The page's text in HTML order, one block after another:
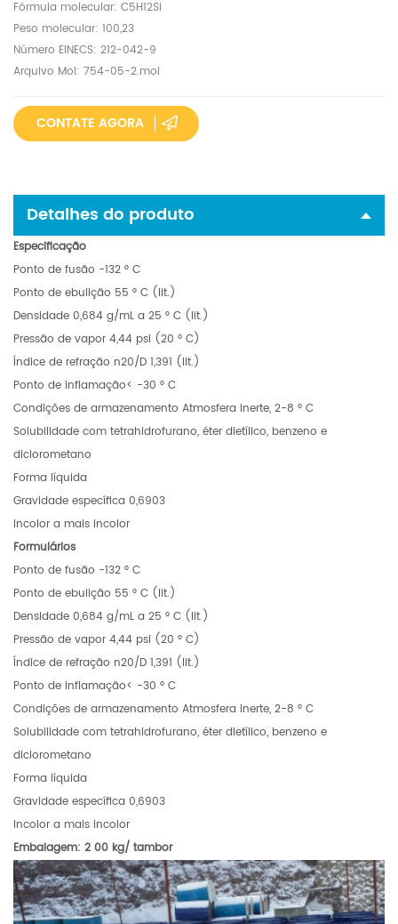
Fórmula molecular: C5H12Si
Peso molecular: 100,23
Número EINECS: 212-042-9
Arquivo Mol: 754-05-2.mol
CONTATE AGORA
Detalhes do produto
Especificação
Ponto de fusão -132 ° C
Ponto de ebulição 55 ° C (lit.)
Densidade 0,684 g/mL a 25 ° C (lit.)
Pressão de vapor 4,44 psi (20 ° C)
Índice de refração n20/D 1,391 (lit.)
Ponto de inflamação< -30 ° C
Condições de armazenamento Atmosfera inerte, 2-8 ° C
Solubilidade com tetrahidrofurano, éter dietílico, benzeno e
diclorometano
Forma líquida
Gravidade específica 0,6903
Incolor a mais incolor
Formulários
Ponto de fusão -132 ° C
Ponto de ebulição 55 ° C (lit.)
Densidade 0,684 g/mL a 25 ° C (lit.)
Pressão de vapor 4,44 psi (20 ° C)
Índice de refração n20/D 1,391 (lit.)
Ponto de inflamação< -30 ° C
Condições de armazenamento Atmosfera inerte, 2-8 ° C
Solubilidade com tetrahidrofurano, éter dietílico, benzeno e
diclorometano
Forma líquida
Gravidade específica 0,6903
Incolor a mais incolor
Embalagem: 2 00 kg/ tambor